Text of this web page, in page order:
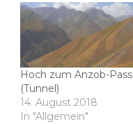
Hoch zum Anzob-Pass
(Tunnel)
14. August 2018
In "Allgemein"